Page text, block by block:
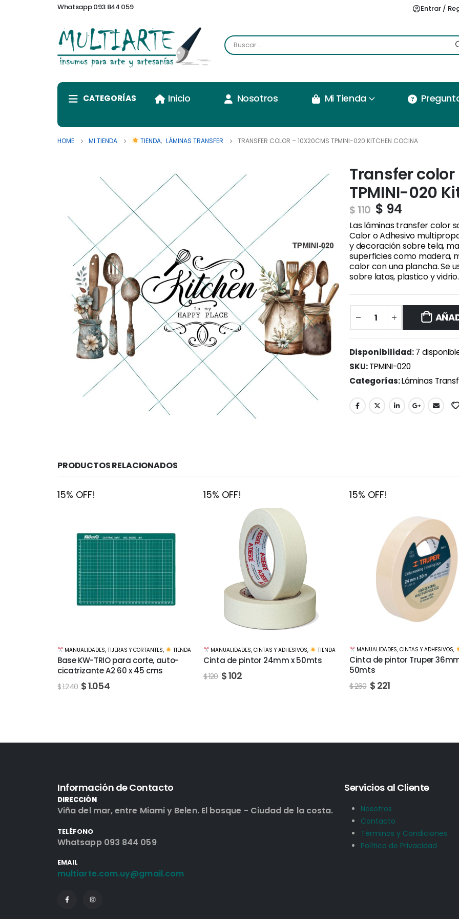
Whatsapp 093 844 059 Entrar /
CATEGORÍAS Inicio Nosotros Mi Tienda
HOME MI TIENDA TIENDA, LÁMINAS TRANSFER TRANSFER COLOR – 10X20CMS TPMINI-020 KITCHEN COCINA
Transfer
TPMINI-020
$110 $ 94
Las láminas transfer color
Calor o Adhesivo
y decoración sobre tela,
superficies como madera,
calor con una plancha. Se
sobre latas, plastico y vidrio.
Disponibilidad:7
SKU:TPMINI-020
Categorías:Láminas
PRODUCTOS RELACIONADOS
15% OFF!
MANUALIDADES,CINTAS Y ADHESIVOS, TIENDA
Cinta de pintor 24mm x 50mts
$120 $102
15% OFF!
MANUALIDADES,CINTAS Y ADHESIVOS, TIENDA
Cinta de pintor Truper 36mm x
50mts
15% OFF!
MANUALIDADES,CINTAS Y ADHESIVOS,
Cinta de pintor Truper
50mts
$350 $ 298
Información de Contacto
DIRECCIÓN
Viña del mar, entre Miami y Belen. El bosque - Ciudad de la costa.
TELÉFONO
Whatsapp 093 844 059
EMAIL
multiarte.com.uy@gmail.com
Servicios al Cliente
Nosotros
Contacto
Términos y Condiciones
Política de Privacidad